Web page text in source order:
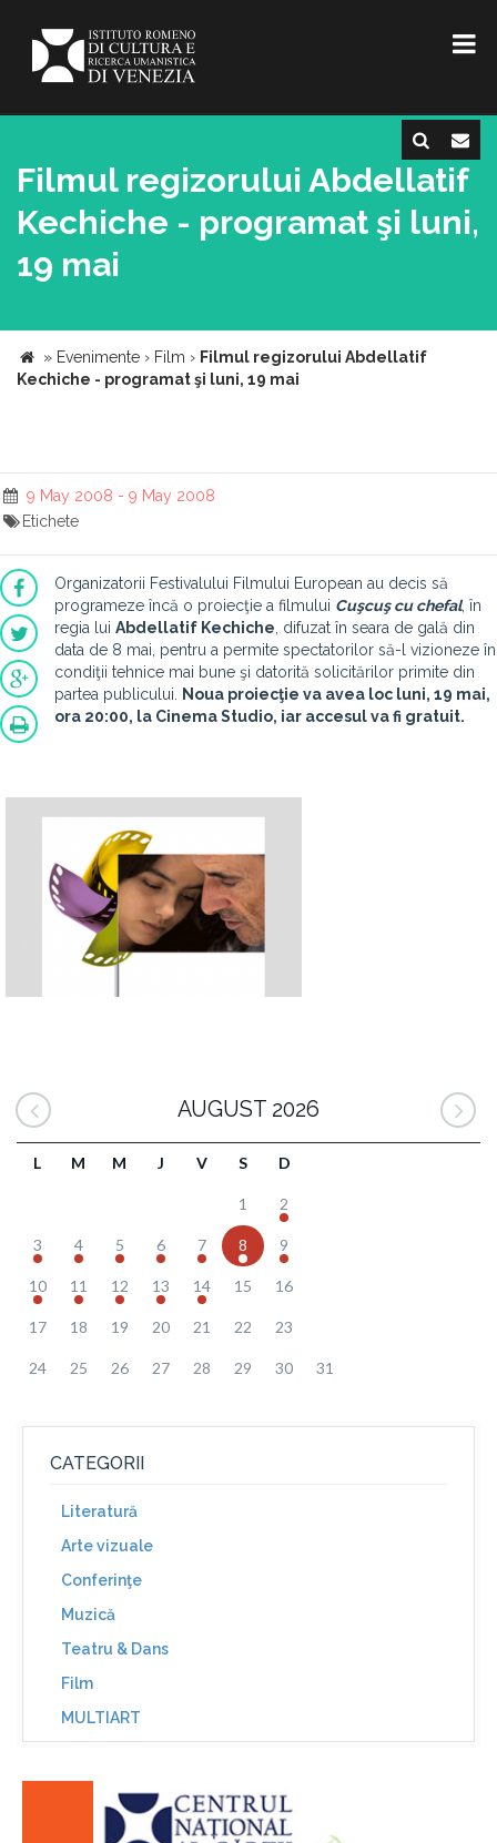
Filmul regizorului Abdellatif
Kechiche - programat şi luni,
19 mai
» Evenimente › Film › Filmul regizorului Abdellatif
Kechiche - programat şi luni, 19 mai
9 May 2008 - 9 May 2008
Etichete
Organizatorii Festivalului Filmului European au decis să
programeze încă o proiecţie a filmului Cuşcuş cu chefal, în
regia lui Abdellatif Kechiche , difuzat în seara de gală din
data de 8 mai, pentru a permite spectatorilor să-l vizioneze în
condiţii tehnice mai bune şi datorită solicitărilor primite din
partea publicului.
Noua proiecţie va avea loc luni, 19 mai,
ora 20:00, la Cinema Studio, iar accesul va fi gratuit.
AUGUST 2026
L M M J V S D
1 2
3 4 5 6 7 8 9
10 11 12 13 14 15 16
17 18 19 20 21 22 23
24 25 26 27 28 29 30 31
CATEGORII
Literatură
Arte vizuale
Conferinţe
Muzică
Teatru & Dans
Film
MULTIART